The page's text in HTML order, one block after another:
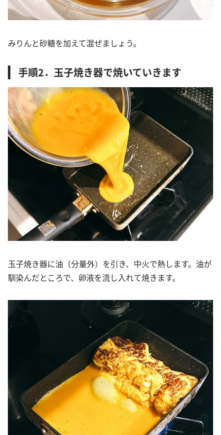
みりんと砂糖を加えて混ぜましょう。
手順2．玉子焼き器で焼いていきます
玉子焼き器に油（分量外）を引き、中火で熱します。油が
馴染んだところで、卵液を流し入れて焼きます。